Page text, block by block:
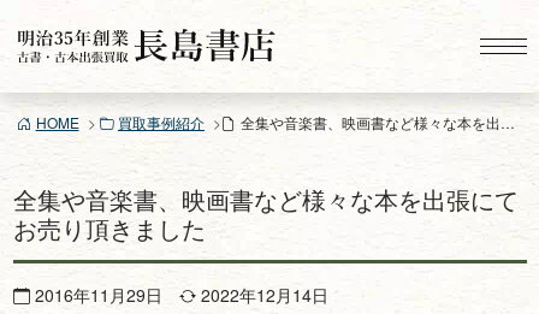
ン
ツ
ス
キ
ッ
HOME 買取事例紹介 全集や音楽書、映画書など様々な本を出張にてお売り頂きました
全集や音楽書、映画書など様々な本を出張にて
お売り頂きました
2016年11月29日 2022年12月14日